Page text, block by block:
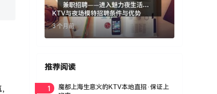
KTV与夜场模特招聘条件与优势
3 个月前
推荐阅读
1
魔都上海生意火的KTV本地直招·保证上